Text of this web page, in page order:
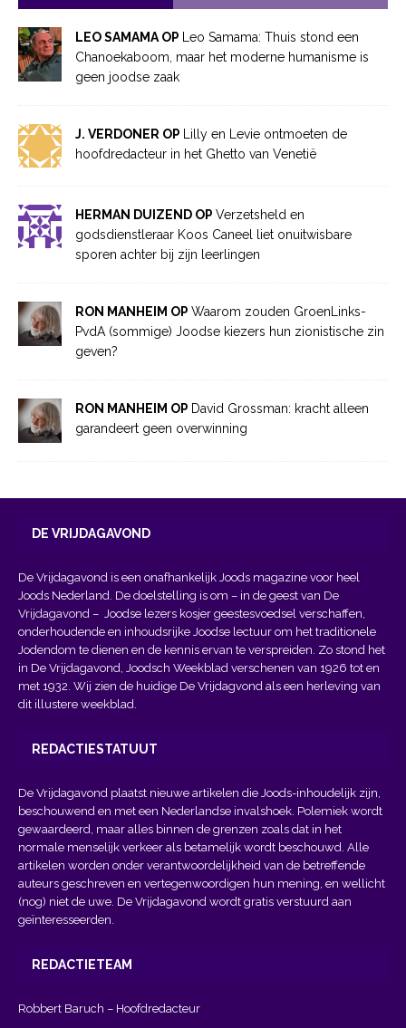
LEO SAMAMA OP
Leo Samama: Thuis stond een
Chanoekaboom, maar het moderne humanisme is
geen joodse zaak
J. VERDONER OP
Lilly en Levie ontmoeten de
hoofdredacteur in het Ghetto van Venetië
HERMAN DUIZEND OP Verzetsheld en
godsdienstleraar Koos Caneel liet onuitwisbare
sporen achter bij zijn leerlingen
RON MANHEIM OP Waarom zouden GroenLinks-
PvdA (sommige) Joodse kiezers hun zionistische zin
geven?
RON MANHEIM OP David Grossman: kracht alleen
garandeert geen overwinning
DE VRIJDAGAVOND
De Vrijdagavond is een onafhankelijk Joods magazine voor heel
Joods Nederland. De doelstelling is om – in de geest van De
Vrijdagavond – Joodse lezers kosjer geestesvoedsel verschaffen,
onderhoudende en inhoudsrijke Joodse lectuur om het traditionele
Jodendom te dienen en de kennis ervan te verspreiden. Zo stond het
in De Vrijdagavond, Joodsch Weekblad verschenen van 1926 tot en
met 1932. Wij zien de huidige De Vrijdagvond als een herleving van
dit illustere weekblad.
REDACTIESTATUUT
De Vrijdagavond plaatst nieuwe artikelen die Joods-inhoudelijk zijn,
beschouwend en met een Nederlandse invalshoek. Polemiek wordt
gewaardeerd, maar alles binnen de grenzen zoals dat in het
normale menselijk verkeer als betamelijk wordt beschouwd. Alle
artikelen worden onder verantwoordelijkheid van de betreffende
auteurs geschreven en vertegenwoordigen hun mening, en wellicht
(nog) niet de uwe. De Vrijdagavond wordt gratis verstuurd aan
geïnteresseerden.
REDACTIETEAM
Robbert Baruch – Hoofdredacteur